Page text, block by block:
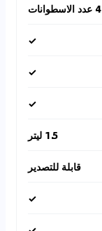
4 عدد الاسطوانات
✓
✓
✓
1.5 ليتر
قابلة للتصدير
✓